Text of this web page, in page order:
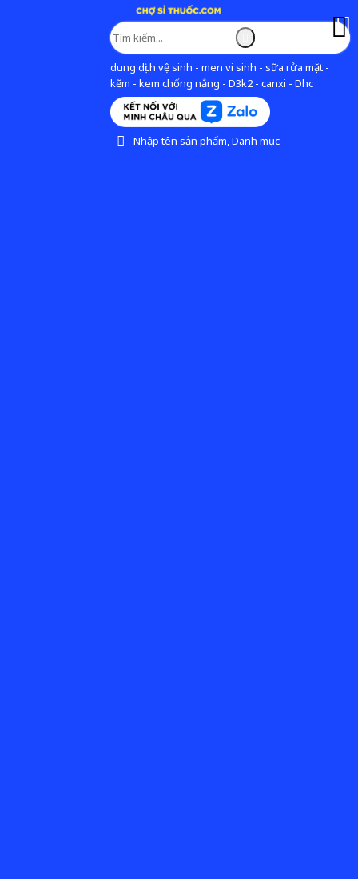
dung dịch vệ sinh - men vi sinh - sữa rửa mặt -
kẽm - kem chống nắng - D3k2 - canxi - Dhc
Nhập tên sản phẩm, Danh mục